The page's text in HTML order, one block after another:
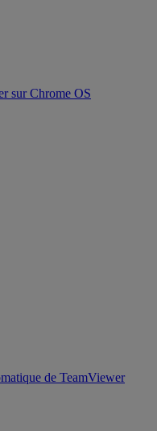
sur Chrome OS
de TeamViewer